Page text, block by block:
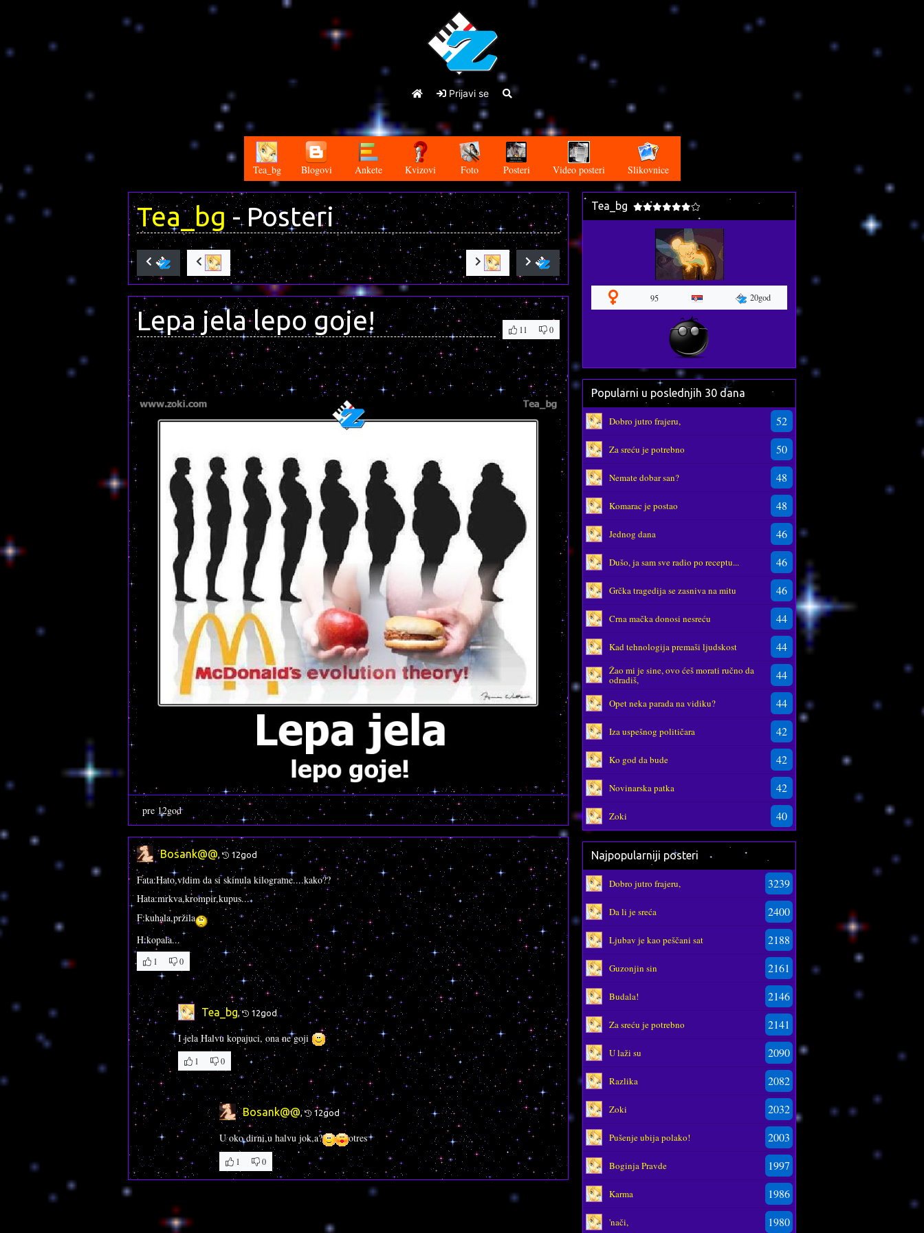
Prijavi se
Tea_bg Blogovi Ankete Kvizovi Foto Posteri Video posteri Slikovnice
Tea_bg- Posteri
Lepa jela lepo goje! 11 0
pre 12god
Bosank@@ 12god
Fata:Hato,vidim da si skinula kilograme....kako??
Hata:mrkva,krompir,kupus...
F:kuhala,pržila
H:kopala...
1 0
Tea_bg , 12god
I jela Halvu kopajuci, ona ne goji
1 0
Bosank@@, 12god
U oko dirni,u halvu jok,a? otres
1 0
Tea_bg
95 20god
Popularni u poslednjih 30 dana
Dobro jutro frajeru, 52
Za sreću je potrebno 50
Nemate dobar san? 48
Komarac je postao 48
Jednog dana 46
Dušo, ja sam sve radio po receptu... 46
Grčka tragedija se zasniva na mitu 46
Crna mačka donosi nesreću 44
Kad tehnologija premaši ljudskost 44
Žao mi je sine, ovo ćeš morati ručno da
odradiš, 44
Opet neka parada na vidiku? 44
Iza uspešnog političara 42
Ko god da bude 42
Novinarska patka 42
Zoki 40
Najpopularniji posteri
Dobro jutro frajeru, 3239
Da li je sreća 2400
Ljubav je kao peščani sat 2188
Guzonjin sin 2161
Budala! 2146
Za sreću je potrebno 2141
U laži su 2090
Razlika 2082
Zoki 2032
Pušenje ubija polako! 2003
Boginja Pravde 1997
Karma 1986
'nači, 1980